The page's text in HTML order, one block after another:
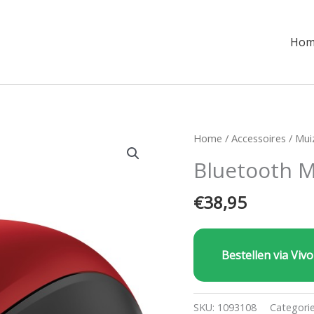
Home /Accessoires /
Bluetooth
€38,95
Bestellen via
SKU: 1093108